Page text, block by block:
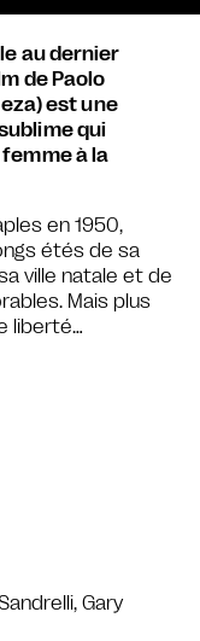
Gary
au dernier
de Paolo
est une
qui
à la
en 1950,
étés de sa
ville natale et de
Mais plus
liberté…